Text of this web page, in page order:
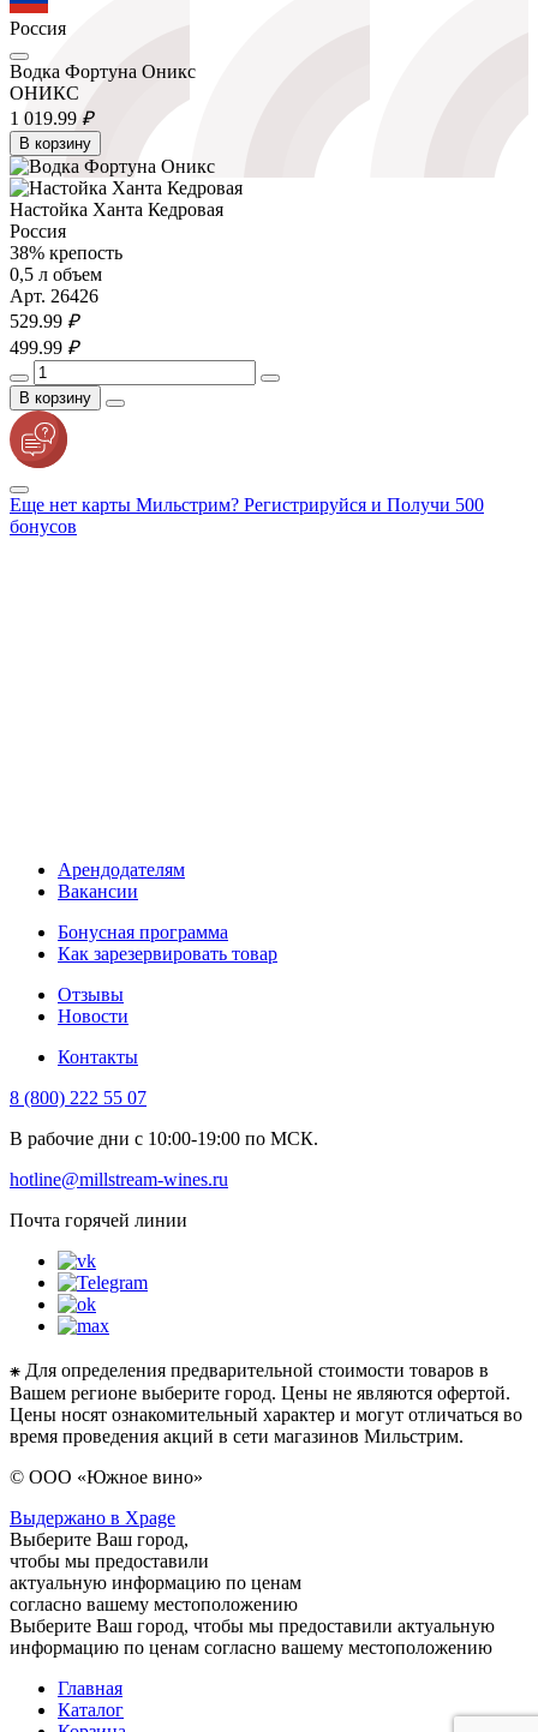
Россия
Водка Фортуна Оникс
ОНИКС
1 019.99 ₽
В корзину
Настойка Ханта Кедровая
Россия
38% крепость
0,5 л объем
Арт. 26426
529.99 ₽
499.99 ₽
В корзину
Еще нет карты Мильстрим? Регистрируйся и Получи 500
бонусов
Арендодателям
Вакансии
Бонусная программа
Как зарезервировать товар
Отзывы
Новости
Контакты
8 (800) 222 55 07
В рабочие дни с 10:00-19:00 по МСК.
hotline@millstream-wines.ru
Почта горячей линии
⁕ Для определения предварительной стоимости товаров в
Вашем регионе выберите город. Цены не являются офертой.
Цены носят ознакомительный характер и могут отличаться во
время проведения акций в сети магазинов Мильстрим.
© ООО «Южное вино»
Выдержано в Xpage
Выберите Ваш город,
чтобы мы предоставили
актуальную информацию по ценам
согласно вашему местоположению
Выберите Ваш город, чтобы мы предоставили актуальную
информацию по ценам согласно вашему местоположению
Главная
Каталог